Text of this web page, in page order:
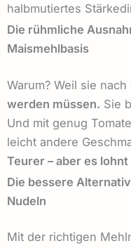
halbmutiertes
Die rühmliche
Maismehlbasis
Warum? Weil sie nach
werden müssen. Sie
Und mit genug
leicht andere
Teurer – aber es lohnt
Die bessere
Nudeln
Mit der richtigen